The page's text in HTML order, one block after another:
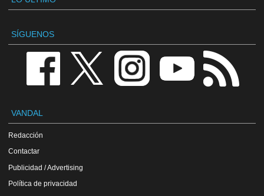
SÍGUENOS
VANDAL
Redacción
Contactar
Publicidad / Advertising
Política de privacidad